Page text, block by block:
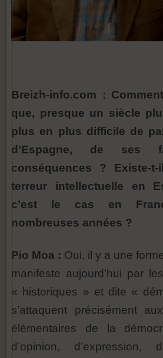
Breizh-info.com :
que, presque un siècle
plus en plus difficile de
d’Espagne, de ses
conséquences ? Existe-
terreur intellectuelle en
c’est le cas en
nombreuses années ?
Pio Moa : Oui, il y a une
manifeste aujourd’hui par
« historiques » et dite «
s’attaquent précisément
élémentaires de la
d’opinion, d’expression,